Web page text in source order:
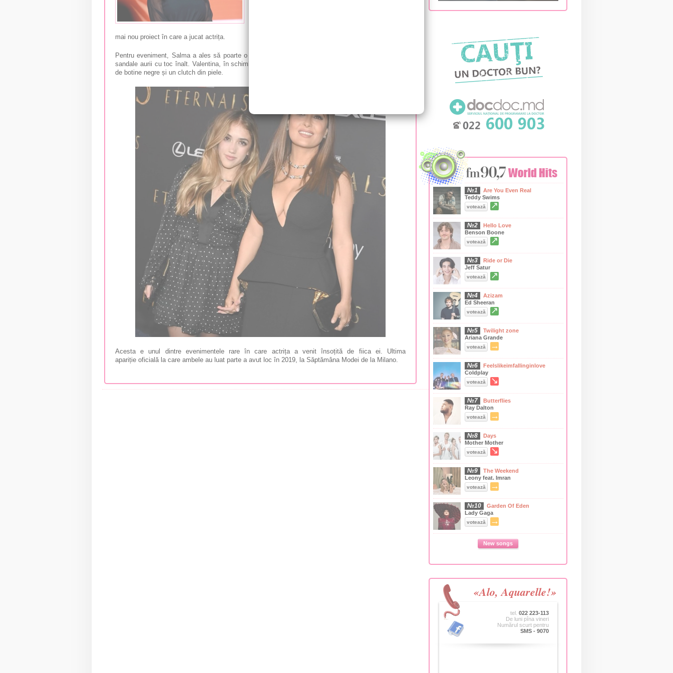
mai nou proiect în care a jucat actrița.
Pentru eveniment, Salma a ales să poarte o rochie neagră cu un decolteu adânc și o pereche de
sandale aurii cu toc înalt. Valentina, în schimb, a optat pentru o rochie scurtă cu buline, o pereche
de botine negre și un clutch din piele.
Acesta e unul dintre evenimentele rare în care actrița a venit însoțită de fiica ei. Ultima
apariție oficială la care ambele au luat parte a avut loc în 2019, la Săptămâna Modei de la Milano.
№1
Are You Even Real
Teddy Swims
votează ↗
№2
Hello Love
Benson Boone
votează ↗
№3
Ride or Die
Jeff Satur
votează ↗
№4
Azizam
Ed Sheeran
votează ↗
№5
Twilight zone
Ariana Grande
votează →
№6
Feelslikeimfallinginlove
Coldplay
votează ↘
№7
Butterflies
Ray Dalton
votează →
№8
Days
Mother Mother
votează ↘
№9
The Weekend
Leony feat. Imran
votează →
№10
Garden Of Eden
Lady Gaga
votează →
New songs
«Alo, Aquarelle!»
tel. 022 223-113
De luni pîna vineri
Numărul scurt pentru
SMS - 9070